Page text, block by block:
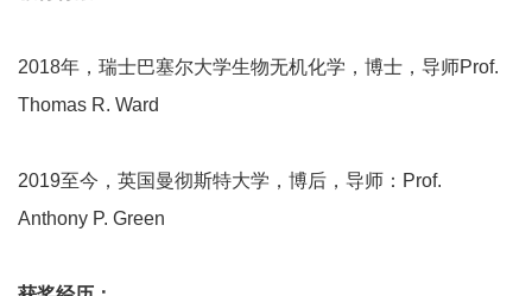
2018年，瑞士巴塞尔大学生物无机化学，博士，导师Prof.
Thomas R. Ward
2019至今，英国曼彻斯特大学，博后，导师：Prof.
Anthony P. Green